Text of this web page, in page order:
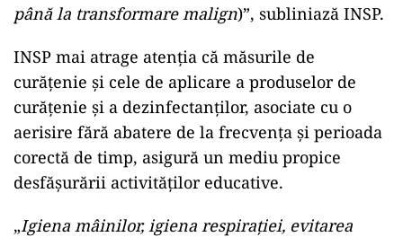
până la transformare malign)”, subliniază INSP.
INSP mai atrage atenţia că măsurile de
curăţenie şi cele de aplicare a produselor de
curăţenie şi a dezinfectanţilor, asociate cu o
aerisire fără abatere de la frecvenţa şi perioada
corectă de timp, asigură un mediu propice
desfăşurării activităţilor educative.
„Igiena mâinilor, igiena respiraţiei, evitarea